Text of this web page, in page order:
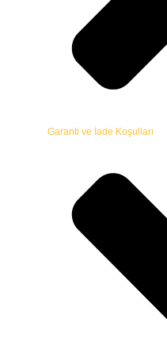
Garanti ve İade Koşulları